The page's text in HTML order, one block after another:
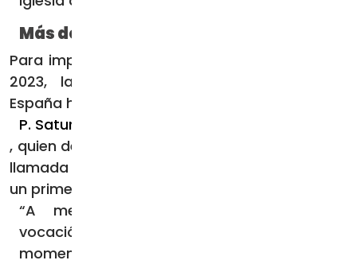
Más de 40 años en Benín
Para impulsar la convocatoria del Domund de
2023, las Obras Misionales Pontificias en
España han dado a conocer el testimonio del
P. Saturnino Pasero
, quien desde su etapa de seminarista sintió la
llamada a acudir a tierras lejanas para realizar
un primer anuncio de Cristo.
“A medida que profundizaba en mi
vocación sacerdotal, que ya llegaba el
momento, yo veía claro que tenía que